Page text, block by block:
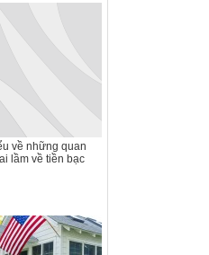
về những quan
lầm về tiền bạc